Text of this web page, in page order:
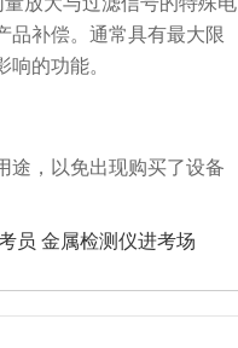
品补偿。通常具有最大限
的功能。
途，以免出现购买了设备
员 金属检测仪进考场